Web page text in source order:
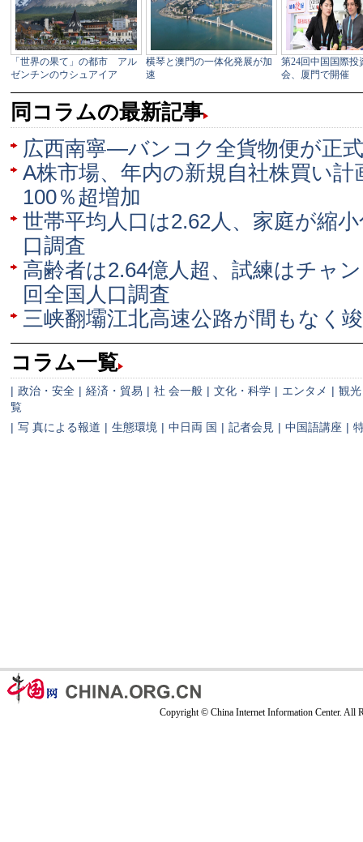
同コラムの最新記事
広西南寧―バンコク全貨物便が正
A株市場、年内の新規自社株買い計
100％超増加
世帯平均人口は2.62人、家庭が縮
口調査
高齢者は2.64億人超、試練はチャ
回全国人口調査
三峡翻壩江北高速公路が間もなく
コラム一覧
| 政治・安全 | 経済・貿易 | 社 会一般 | 文化・科学 | エンタメ | 観光
覧
| 写 真による報道 | 生態環境 | 中日両 国 | 記者会見 | 中国語講座 |